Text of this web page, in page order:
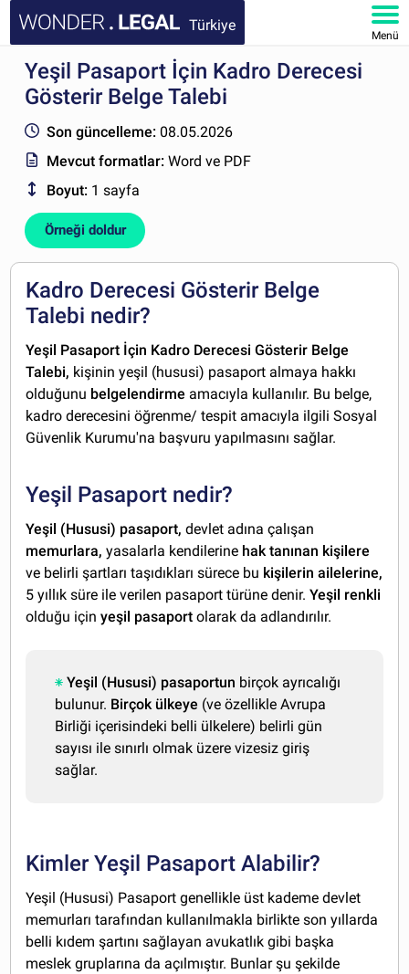
Türkiye
Menü
ANA SAYFA
SSS
HESABIM
Yeşil Pasaport İçin Kadro Derecesi
Gösterir Belge Talebi
Son güncelleme: 08.05.2026
Mevcut formatlar:Word ve PDF
Boyut: 1 sayfa
Örneği doldur
Kadro Derecesi Gösterir Belge
Talebi nedir?
Yeşil Pasaport İçin Kadro Derecesi Gösterir Belge
Talebi, kişinin yeşil (hususi) pasaport almaya hakkı
olduğunu belgelendirme amacıyla kullanılır. Bu belge,
kadro derecesini öğrenme/ tespit amacıyla ilgili Sosyal
Güvenlik Kurumu'na başvuru yapılmasını sağlar.
Yeşil Pasaport nedir?
Yeşil (Hususi) pasaport, devlet adına çalışan
memurlara, yasalarla kendilerine hak tanınan kişilere
ve belirli şartları taşıdıkları sürece bu kişilerin ailelerine,
5 yıllık süre ile verilen pasaport türüne denir.Yeşil renkli
olduğu içinyeşil pasaport olarak da adlandırılır.
Yeşil (Hususi) pasaportun birçok ayrıcalığı
bulunur. Birçok ülkeye (ve özellikle Avrupa
Birliği içerisindeki belli ülkelere) belirli gün
sayısı ile sınırlı olmak üzere vizesiz giriş
sağlar.
Kimler Yeşil Pasaport Alabilir?
Yeşil (Hususi) Pasaport genellikle üst kademe devlet
memurları tarafından kullanılmakla birlikte son yıllarda
belli kıdem şartını sağlayan avukatlık gibi başka
meslek gruplarına da açılmıştır. Bunlar şu şekilde